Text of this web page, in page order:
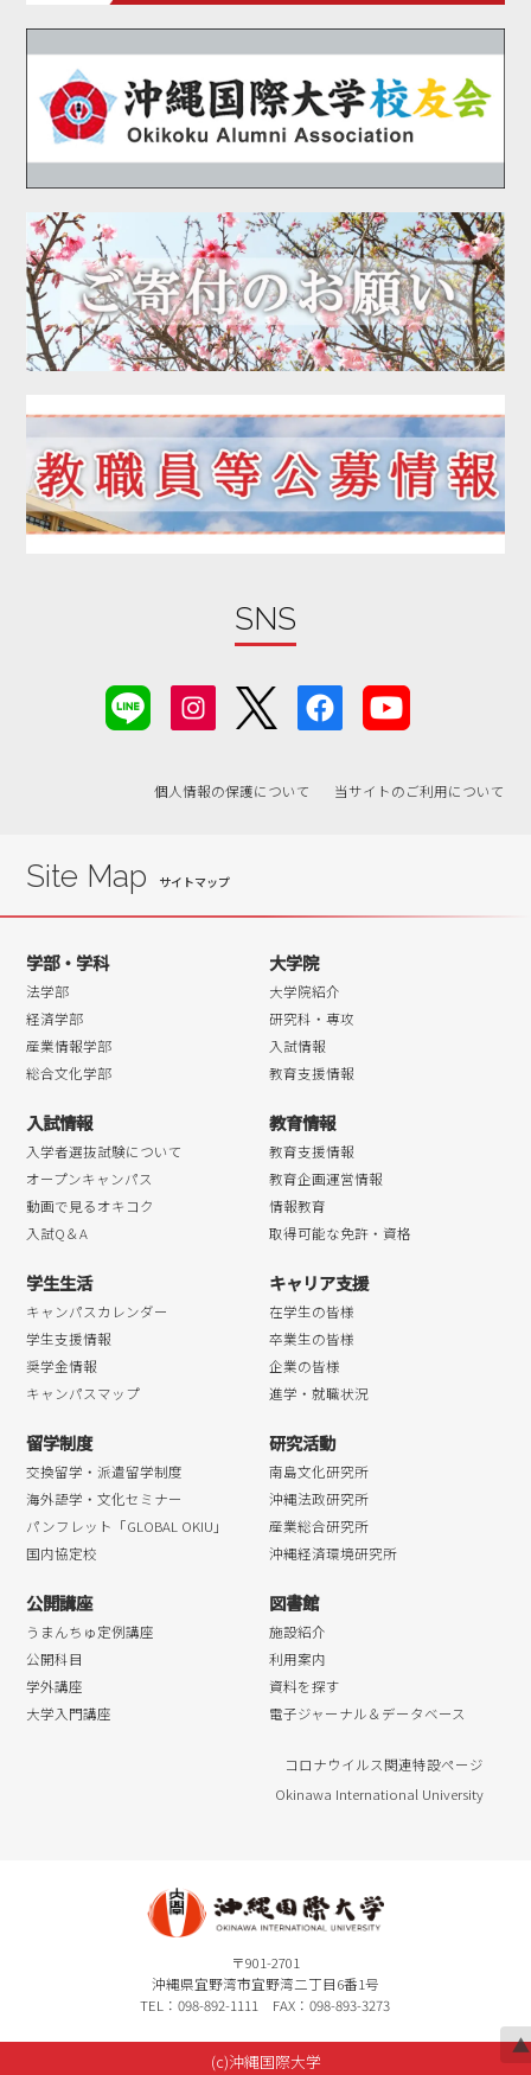
2020年10月
2020年09月
2020年08月
2020年07月
2020年06月
2020年05月
2020年04月
2020年03月
2020年02月
2020年01月
2019年11月
2019年10月
2019年09月
2019年08月
2019年04月
2019年03月
2018年11月
2018年08月
2018年07月
2018年06月
2018年05月
2018年04月
▲
SNS
個人情報の保護について 当サイトのご利用について
Site Map
学部・学科
法学部
経済学部
産業情報学部
総合文化学部
大学院
大学院紹介
研究科・専攻
入試情報
教育支援情報
入試情報
入学者選抜試験について
オープンキャンパス
動画で見るオキコク
入試Q＆A
教育情報
教育支援情報
教育企画運営情報
情報教育
取得可能な免許・資格
学生生活
キャンパスカレンダー
学生支援情報
奨学金情報
キャンパスマップ
キャリア支援
在学生の皆様
卒業生の皆様
企業の皆様
進学・就職状況
留学制度
交換留学・派遣留学制度
海外語学・文化セミナー
パンフレット「GLOBAL OKIU」
国内協定校
研究活動
南島文化研究所
沖縄法政研究所
産業総合研究所
沖縄経済環境研究所
公開講座
うまんちゅ定例講座
公開科目
学外講座
大学入門講座
図書館
施設紹介
利用案内
資料を探す
電子ジャーナル＆データベース
コロナウイルス関連特設ページ
Okinawa International University
〒901-2701
沖縄県宜野湾市宜野湾二丁目6番1号
TEL：098-892-1111 FAX：098-893-3273
(c)沖縄国際大学